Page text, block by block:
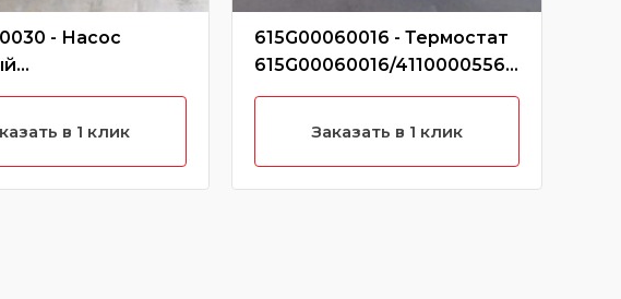
- Насос
612600
в 1 клик
615G00060016 - Термостат
615G00060016/41100005560
85
Заказать в 1 клик